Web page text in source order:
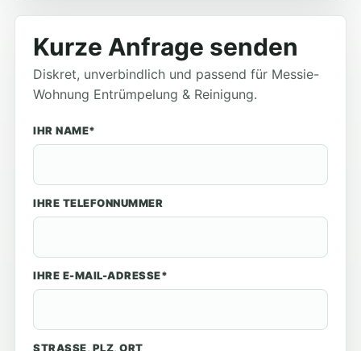
Kurze Anfrage senden
Diskret, unverbindlich und passend für Messie-
Wohnung Entrümpelung & Reinigung.
IHR NAME*
IHRE TELEFONNUMMER
IHRE E-MAIL-ADRESSE*
STRASSE, PLZ, ORT